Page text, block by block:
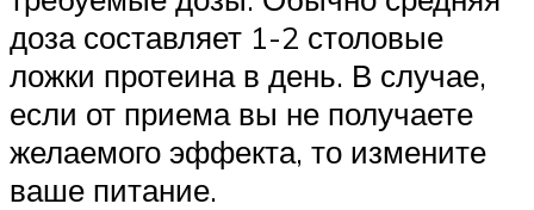
доза составляет 1-2 столовые
ложки протеина в день. В случае,
если от приема вы не получаете
желаемого эффекта, то измените
ваше питание.